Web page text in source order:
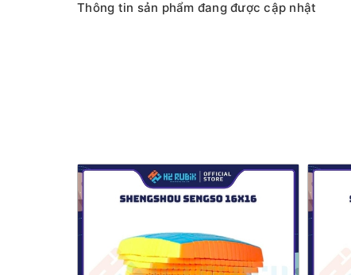
Thông tin sản phẩm đang được cập nhật